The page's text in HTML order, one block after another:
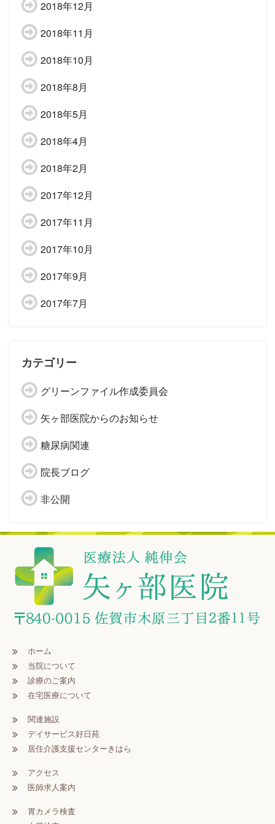
2018年12月
2018年11月
2018年10月
2018年8月
2018年5月
2018年4月
2018年2月
2017年12月
2017年11月
2017年10月
2017年9月
2017年7月
カテゴリー
グリーンファイル作成委員会
矢ヶ部医院からのお知らせ
糖尿病関連
院長ブログ
非公開
ホーム
当院について
診療のご案内
在宅医療について
関連施設
デイサービス好日苑
居住介護支援センターきはら
アクセス
医師求人案内
胃カメラ検査